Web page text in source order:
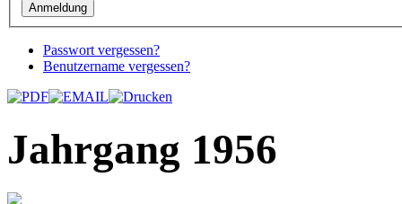
Passwort vergessen?
Benutzername vergessen?
Jahrgang 1956